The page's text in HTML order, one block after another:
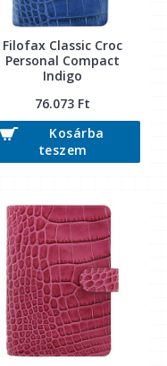
Filofax Classic Croc
Personal Compact
Indigo
76.073 Ft
Kosárba
teszem